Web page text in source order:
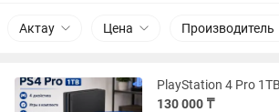
Актау Цена Производитель
130 000 ₸